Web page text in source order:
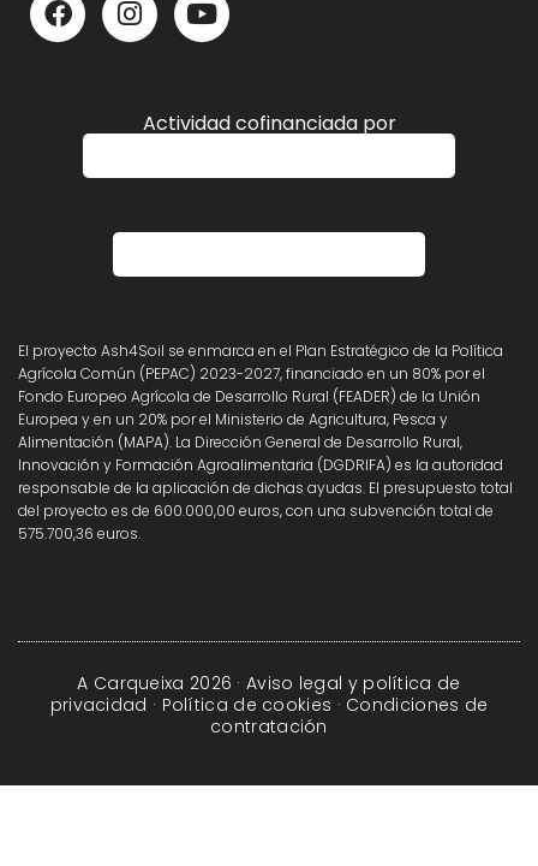
Actividad cofinanciada por
El proyecto Ash4Soil se enmarca en el Plan Estratégico de la Política
Agrícola Común (PEPAC) 2023-2027, financiado en un 80% por el
Fondo Europeo Agrícola de Desarrollo Rural (FEADER) de la Unión
Europea y en un 20% por el Ministerio de Agricultura, Pesca y
Alimentación (MAPA). La Dirección General de Desarrollo Rural,
Innovación y Formación Agroalimentaria (DGDRIFA) es la autoridad
responsable de la aplicación de dichas ayudas. El presupuesto total
del proyecto es de 600.000,00 euros, con una subvención total de
575.700,36 euros.
A Carqueixa 2026 ·Aviso legal y política de
privacidad · Política de cookies · Condiciones de
contratación